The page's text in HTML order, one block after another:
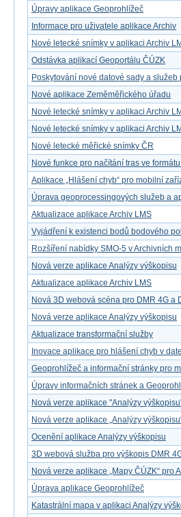
Úpravy aplikace Geoprohlížeč
Informace pro uživatele aplikace Archiv
Nové letecké snímky v aplikaci Archiv
Odstávka aplikací Geoportálu ČÚZK
Poskytování nové datové sady a
Nové aplikace Zeměměřického úřadu
Nové letecké snímky v aplikaci Archiv
Nové letecké snímky v aplikaci Archiv
Nové letecké měřické snímky ČR
Nové funkce pro načítání tras ve
Aplikace „Hlášení chyb“ pro mobilní
Úprava geoprocessingových služeb a
Aktualizace aplikace Archiv LMS
Vyjádření k existenci bodů bodového
Rozšíření nabídky SMO-5 v Archivních
Nová verze aplikace Analýzy výškopisu
Aktualizace aplikace Archiv LMS
Nová 3D webová scéna pro DMR 4G a
Nová verze aplikace Analýzy výškopisu
Aktualizace transformační služby
Inovace aplikace pro hlášení chyb v
Geoprohlížeč a informační stránky pro
Úpravy informačních stránek a
Nová verze aplikace "Analýzy
Nová verze aplikace „Analýzy
Ocenění aplikace Analýzy výškopisu
3D webová služba pro výškopis DMR
Nová verze aplikace „Mapy ČÚZK“ pro
Úprava aplikace Geoprohlížeč
Katastrální mapa v aplikaci Analýzy